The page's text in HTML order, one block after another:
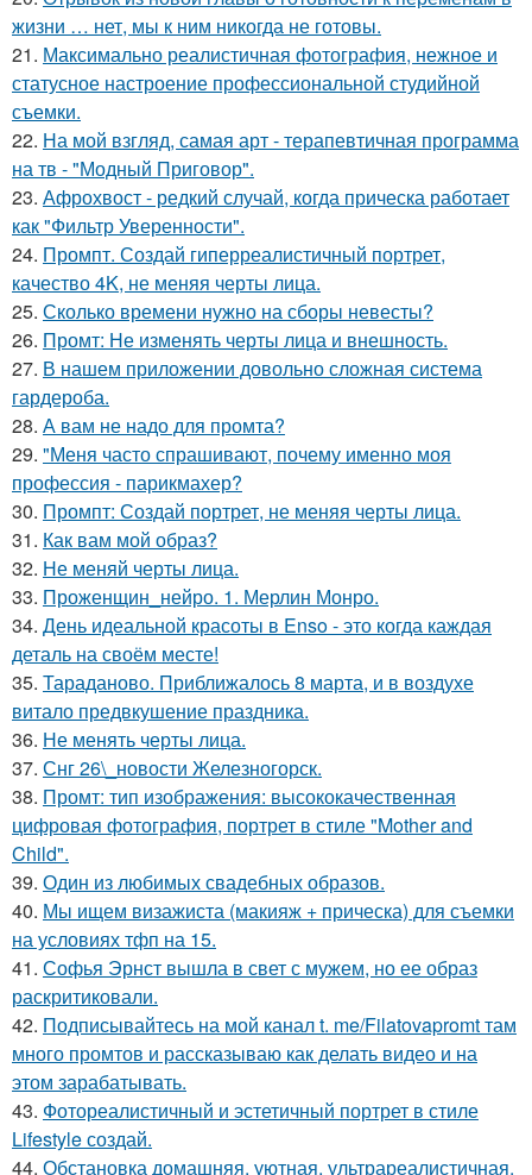
жизни … нет, мы к ним никогда не готовы.
21. Максимально реалистичная фотография, нежное и
статусное настроение профессиональной студийной
съемки.
22. На мой взгляд, самая арт - терапевтичная программа
на тв - "Модный Приговор".
23. Афрохвост - редкий случай, когда прическа работает
как "Фильтр Уверенности".
24. Промпт. Создай гиперреалистичный портрет,
качество 4K, не меняя черты лица.
25. Сколько времени нужно на сборы невесты?
26. Промт: Не изменять черты лица и внешность.
27. В нашем приложении довольно сложная система
гардероба.
28. А вам не надо для промта?
29. "Меня часто спрашивают, почему именно моя
профессия - парикмахер?
30. Промпт: Создай портрет, не меняя черты лица.
31. Как вам мой образ?
32. Не меняй черты лица.
33. Проженщин_нейро. 1. Мерлин Монро.
34. День идеальной красоты в Enso - это когда каждая
деталь на своём месте!
35. Тараданово. Приближалось 8 марта, и в воздухе
витало предвкушение праздника.
36. Не менять черты лица.
37. Снг 26\_новости Железногорск.
38. Промт: тип изображения: высококачественная
цифровая фотография, портрет в стиле "Mother and
Child".
39. Один из любимых свадебных образов.
40. Мы ищем визажиста (макияж + прическа) для съемки
на условиях тфп на 15.
41. Софья Эрнст вышла в свет с мужем, но ее образ
раскритиковали.
42. Подписывайтесь на мой канал t. me/Filatovapromt там
много промтов и рассказываю как делать видео и на
этом зарабатывать.
43. Фотореалистичный и эстетичный портрет в стиле
Lifestyle создай.
44. Обстановка домашняя, уютная, ультрареалистичная.